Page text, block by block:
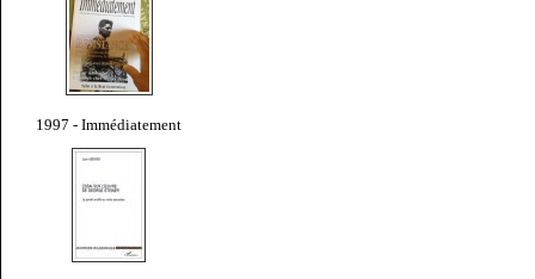
1997 - Immédiatement